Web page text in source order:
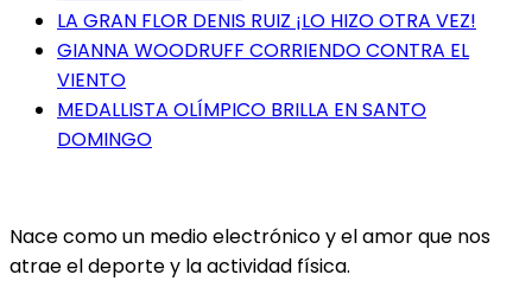
LA GRAN FLOR DENIS RUIZ ¡LO HIZO OTRA VEZ!
GIANNA WOODRUFF CORRIENDO CONTRA EL
VIENTO
MEDALLISTA OLÍMPICO BRILLA EN SANTO
DOMINGO
Nace como un medio electrónico y el amor que nos
atrae el deporte y la actividad física.